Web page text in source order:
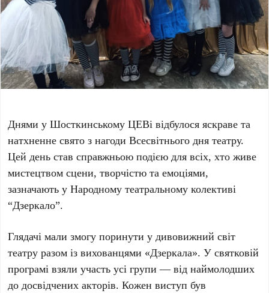
Днями у Шосткинському ЦЕВі відбулося яскраве та
натхненне свято з нагоди Всесвітнього дня театру.
Цей день став справжньою подією для всіх, хто живе
мистецтвом сцени, творчістю та емоціями,
зазначають уНародному театральному колективі
“Дзеркало”.
Глядачі мали змогу поринути у дивовижний світ
театру разом із вихованцями «Дзеркала». У святковій
програмі взяли участь усі групи — від наймолодших
до досвідчених акторів. Кожен виступ був